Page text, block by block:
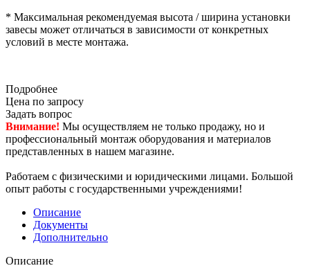
* Максимальная рекомендуемая высота / ширина установки
завесы может отличаться в зависимости от конкретных
условий в месте монтажа.
Подробнее
Цена по запросу
Задать вопрос
Внимание! Мы осуществляем не только продажу, но и
профессиональный монтаж оборудования и материалов
представленных в нашем магазине.
Работаем с физическими и юридическими лицами. Большой
опыт работы с государственными учреждениями!
Описание
Документы
Дополнительно
Описание